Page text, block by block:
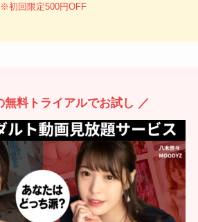
※初回限定500円OFF
無料トライアルでお試し ／